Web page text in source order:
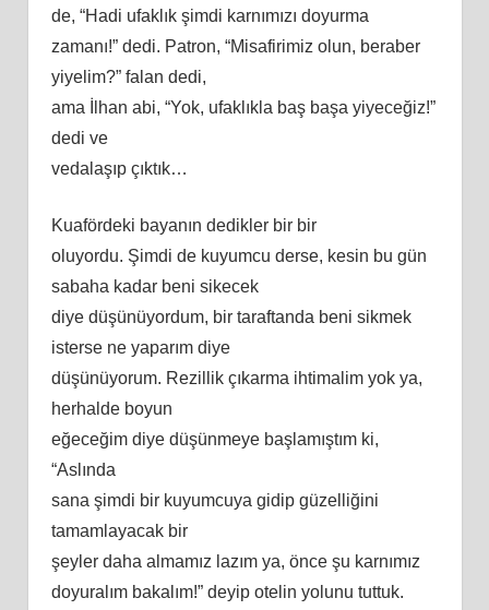
de, “Hadi ufaklık şimdi karnımızı doyurma
zamanı!” dedi. Patron, “Misafirimiz olun, beraber
yiyelim?” falan dedi,
ama İlhan abi, “Yok, ufaklıkla baş başa yiyeceğiz!”
dedi ve
vedalaşıp çıktık…
Kuafördeki bayanın dedikler bir bir
oluyordu. Şimdi de kuyumcu derse, kesin bu gün
sabaha kadar beni sikecek
diye düşünüyordum, bir taraftanda beni sikmek
isterse ne yaparım diye
düşünüyorum. Rezillik çıkarma ihtimalim yok ya,
herhalde boyun
eğeceğim diye düşünmeye başlamıştım ki,
“Aslında
sana şimdi bir kuyumcuya gidip güzelliğini
tamamlayacak bir
şeyler daha almamız lazım ya, önce şu karnımız
doyuralım bakalım!” deyip otelin yolunu tuttuk.